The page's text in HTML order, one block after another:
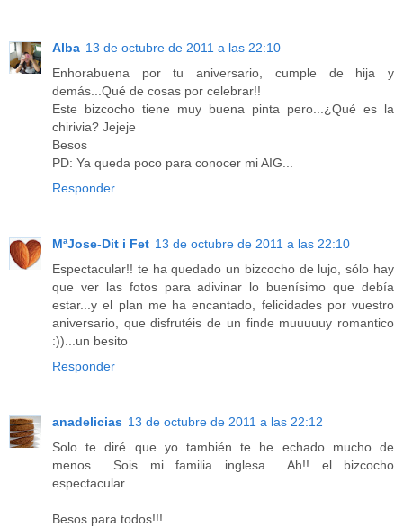
Alba 13 de octubre de 2011 a las 22:10
Enhorabuena por tu aniversario, cumple de hija y
demás...Qué de cosas por celebrar!!
Este bizcocho tiene muy buena pinta pero...¿Qué es la
chirivia? Jejeje
Besos
PD: Ya queda poco para conocer mi AIG...
Responder
MªJose-Dit i Fet 13 de octubre de 2011 a las 22:10
Espectacular!! te ha quedado un bizcocho de lujo, sólo hay
que ver las fotos para adivinar lo buenísimo que debía
estar...y el plan me ha encantado, felicidades por vuestro
aniversario, que disfrutéis de un finde muuuuuy romantico
:))...un besito
Responder
anadelicias 13 de octubre de 2011 a las 22:12
Solo te diré que yo también te he echado mucho de
menos... Sois mi familia inglesa... Ah!! el bizcocho
espectacular.
Besos para todos!!!